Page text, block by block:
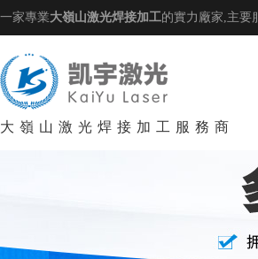
一家專業大嶺山激光焊接加工的實力廠家,主要
大嶺山激光焊接加工服務商